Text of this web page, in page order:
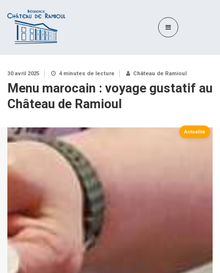
30 avril 2025 4 minutes de lecture Château de Ramioul
Menu marocain : voyage gustatif au
Château de Ramioul
Actualité